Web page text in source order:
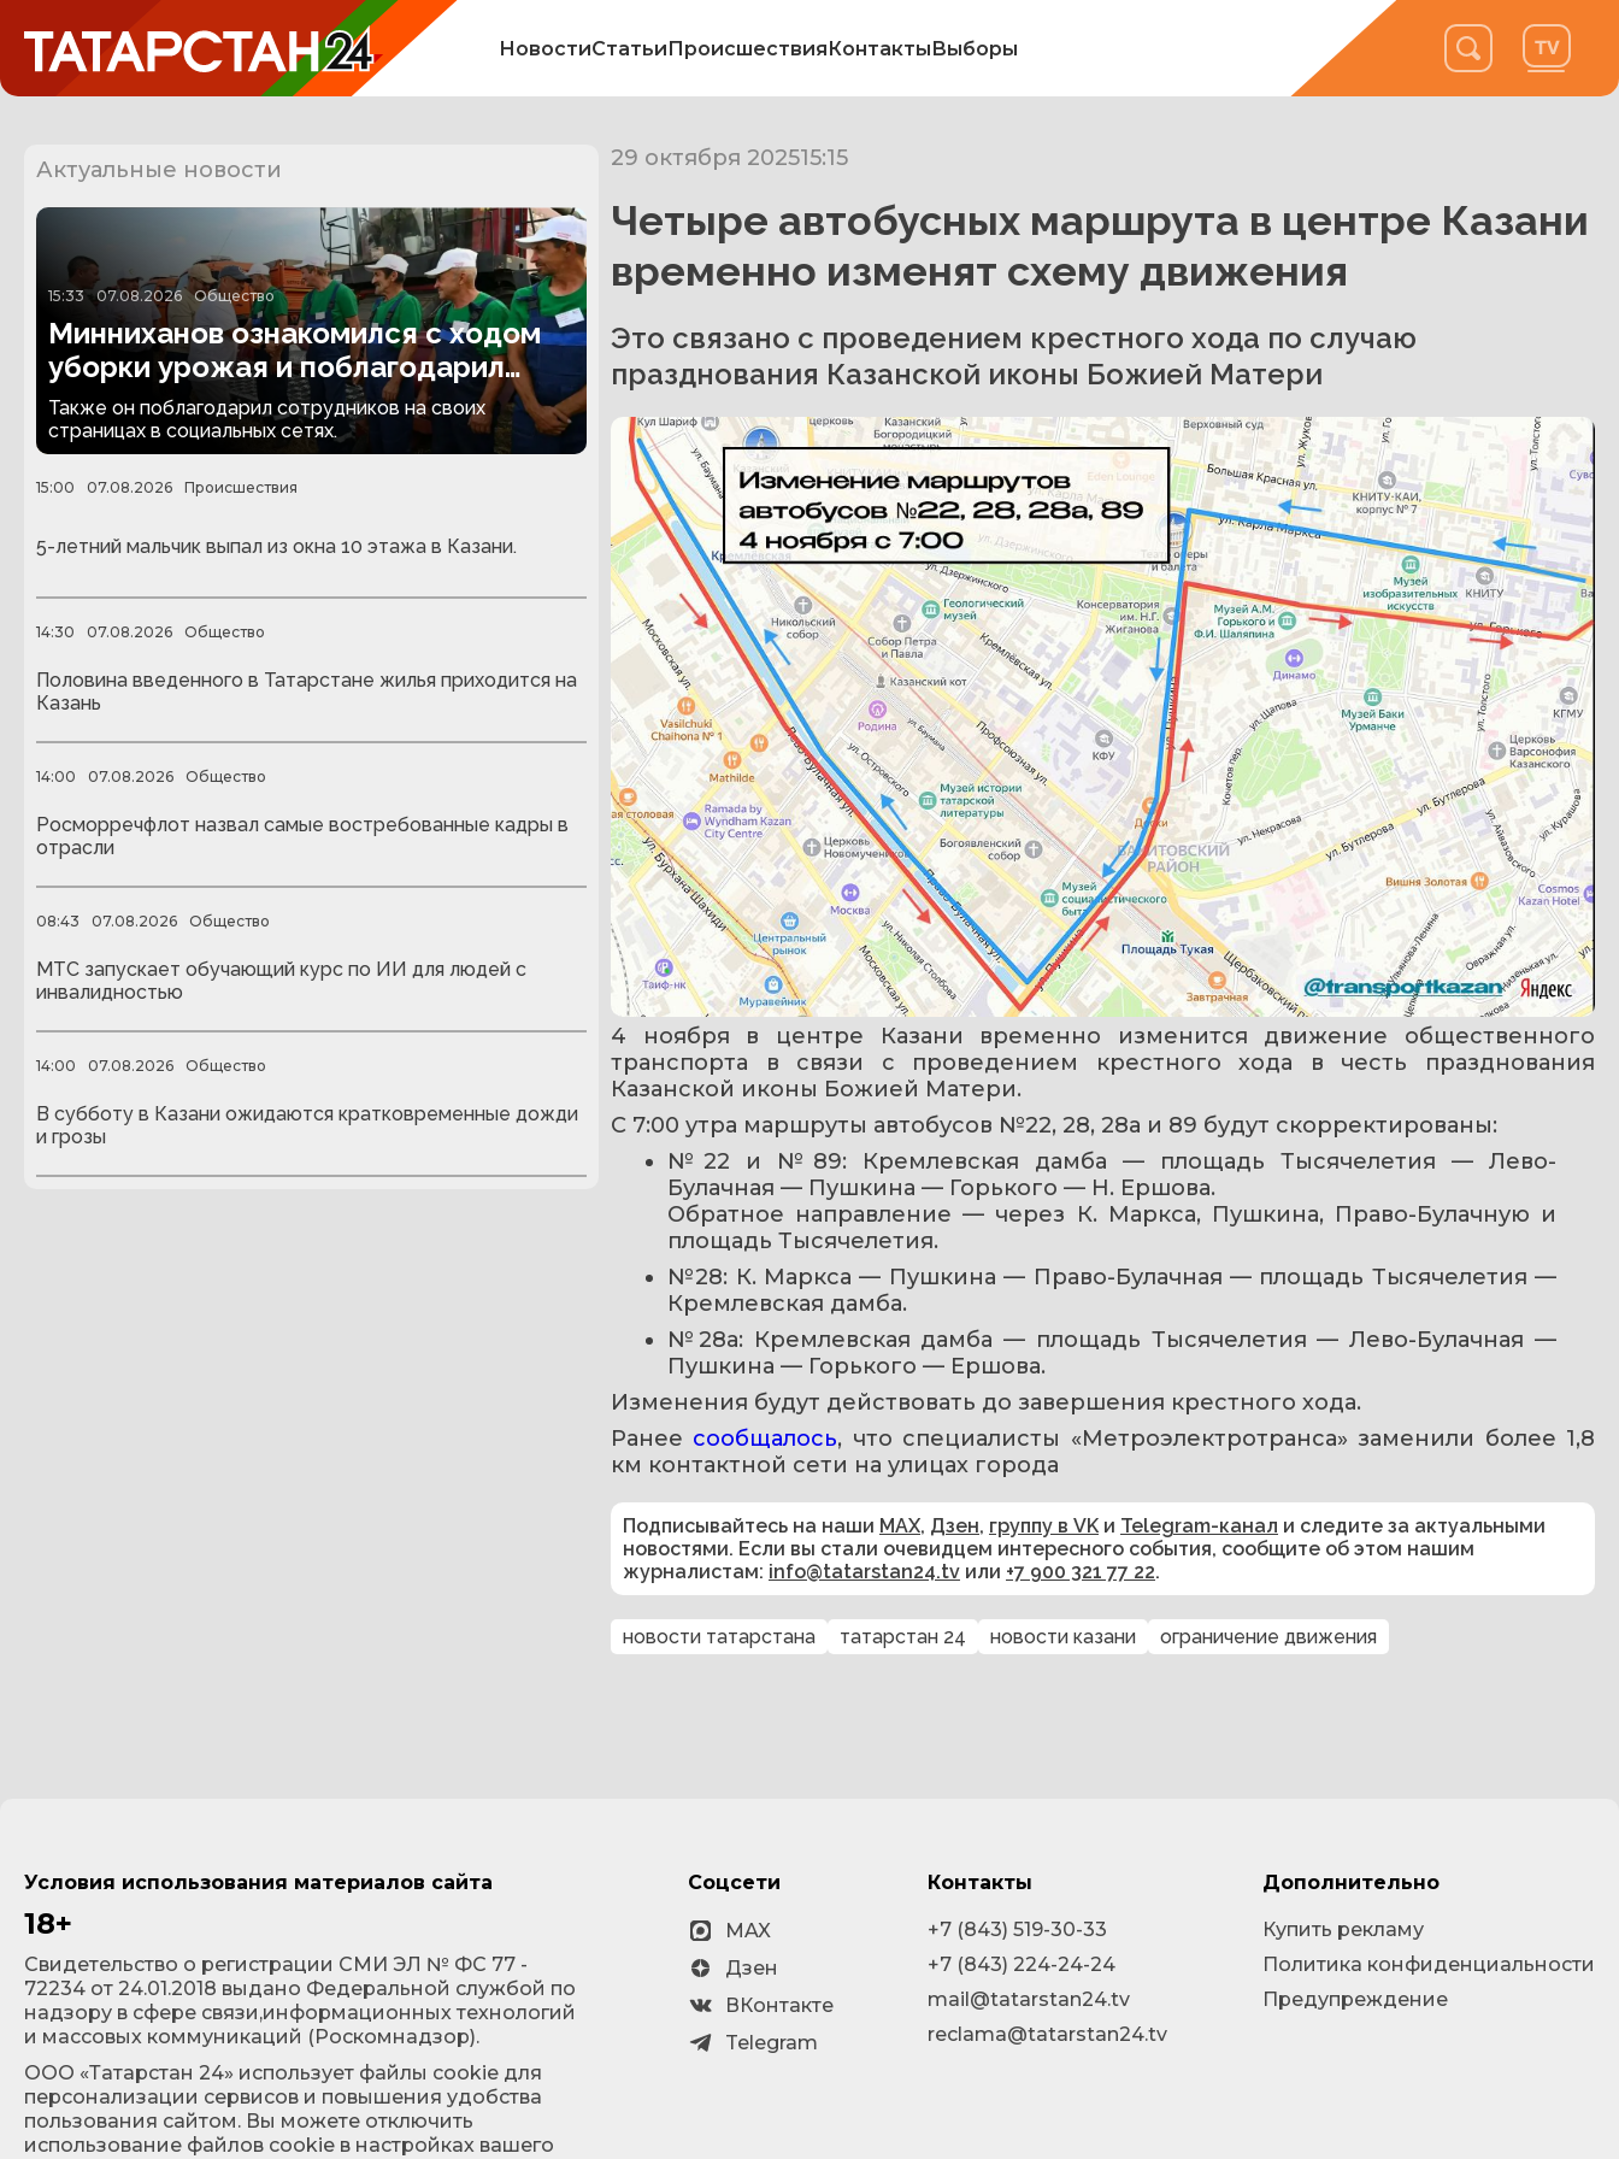
НовостиСтатьиПроисшествияКонтактыВыборы
Актуальные новости
15:33 07.08.2026 Общество
Минниханов ознакомился с ходом
уборки урожая и поблагодарил
аграриев
Также он поблагодарил сотрудников на своих
страницах в социальных сетях.
15:00 07.08.2026 Происшествия
5-летний мальчик выпал из окна 10 этажа в Казани.
14:30 07.08.2026 Общество
Половина введенного в Татарстане жилья приходится на
Казань
14:00 07.08.2026 Общество
Росморречфлот назвал самые востребованные кадры в
отрасли
08:43 07.08.2026 Общество
МТС запускает обучающий курс по ИИ для людей с
инвалидностью
14:00 07.08.2026 Общество
В субботу в Казани ожидаются кратковременные дожди
и грозы
29 октября 202515:15
Четыре автобусных маршрута в центре Казани
временно изменят схему движения
Это связано с проведением крестного хода по случаю
празднования Казанской иконы Божией Матери
4 ноября в центре Казани временно изменится движение общественного
транспорта в связи с проведением крестного хода в честь празднования
Казанской иконы Божией Матери.
С 7:00 утра маршруты автобусов №22, 28, 28а и 89 будут скорректированы:
№22 и №89: Кремлевская дамба — площадь Тысячелетия — Лево-
Булачная — Пушкина — Горького — Н. Ершова.
Обратное направление — через К. Маркса, Пушкина, Право-Булачную и
площадь Тысячелетия.
№28: К. Маркса — Пушкина — Право-Булачная — площадь Тысячелетия —
Кремлевская дамба.
№28а: Кремлевская дамба — площадь Тысячелетия — Лево-Булачная —
Пушкина — Горького — Ершова.
Изменения будут действовать до завершения крестного хода.
Ранее сообщалось, что специалисты «Метроэлектротранса» заменили более 1,8
км контактной сети на улицах города
Подписывайтесь на наши MAX, Дзен, группу в VK и Telegram-канал и следите за актуальными
новостями. Если вы стали очевидцем интересного события, сообщите об этом нашим
журналистам: info@tatarstan24.tv или +7 900 321 77 22.
новости татарстана татарстан 24 новости казани ограничение движения
Условия использования материалов сайта
18+
Cвидетельство о регистрации СМИ ЭЛ № ФС 77 -
72234 от 24.01.2018 выдано Федеральной службой по
надзору в сфере связи,информационных технологий
и массовых коммуникаций (Роскомнадзор).
ООО «Татарстан 24» использует файлы cookie для
персонализации сервисов и повышения удобства
пользования сайтом. Вы можете отключить
использование файлов cookie в настройках вашего
Соцсети
MAX
Дзен
ВКонтакте
Telegram
Контакты
+7 (843) 519-30-33
+7 (843) 224-24-24
mail@tatarstan24.tv
reclama@tatarstan24.tv
Дополнительно
Купить рекламу
Политика конфиденциальности
Предупреждение